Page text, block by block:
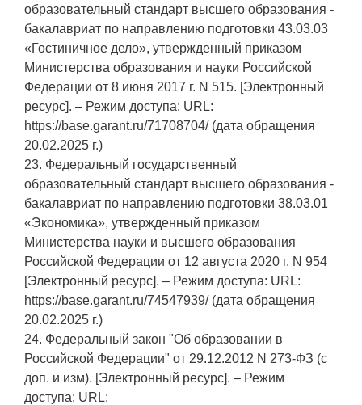
образовательный стандарт высшего образования -
бакалавриат по направлению подготовки 43.03.03
«Гостиничное дело», утвержденный приказом
Министерства образования и науки Российской
Федерации от 8 июня 2017 г. N 515. [Электронный
ресурс]. – Режим доступа: URL:
https://base.garant.ru/71708704/ (дата обращения
20.02.2025 г.)
23. Федеральный государственный
образовательный стандарт высшего образования -
бакалавриат по направлению подготовки 38.03.01
«Экономика», утвержденный приказом
Министерства науки и высшего образования
Российской Федерации от 12 августа 2020 г. N 954
[Электронный ресурс]. – Режим доступа: URL:
https://base.garant.ru/74547939/ (дата обращения
20.02.2025 г.)
24. Федеральный закон "Об образовании в
Российской Федерации" от 29.12.2012 N 273-ФЗ (с
доп. и изм). [Электронный ресурс]. – Режим
доступа: URL: